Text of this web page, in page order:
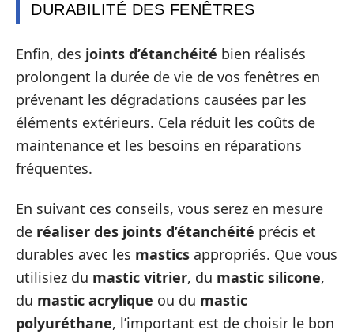
DURABILITÉ DES FENÊTRES
Enfin, des joints d’étanchéité bien réalisés
prolongent la durée de vie de vos fenêtres en
prévenant les dégradations causées par les
éléments extérieurs. Cela réduit les coûts de
maintenance et les besoins en réparations
fréquentes.
En suivant ces conseils, vous serez en mesure
de réaliser des joints d’étanchéité précis et
durables avec les mastics appropriés. Que vous
utilisiez du mastic vitrier, du mastic silicone,
du mastic acrylique ou du mastic
polyuréthane, l’important est de choisir le bon